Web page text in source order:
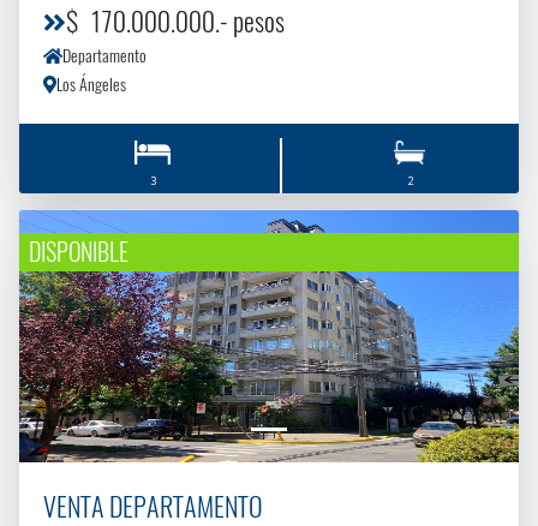
$ 170.000.000.- pesos
Departamento
Los Ángeles
3 2
DISPONIBLE
VENTA DEPARTAMENTO